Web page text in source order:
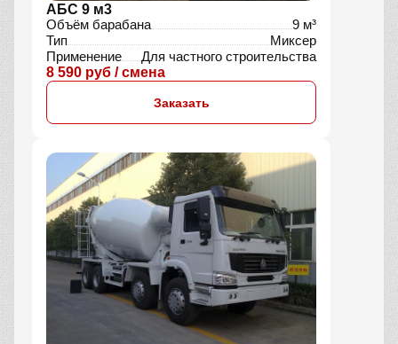
АБС 9 м3
Объём барабана
9 м³
Тип
Миксер
Применение
Для частного строительства
8 590 руб / смена
Заказать